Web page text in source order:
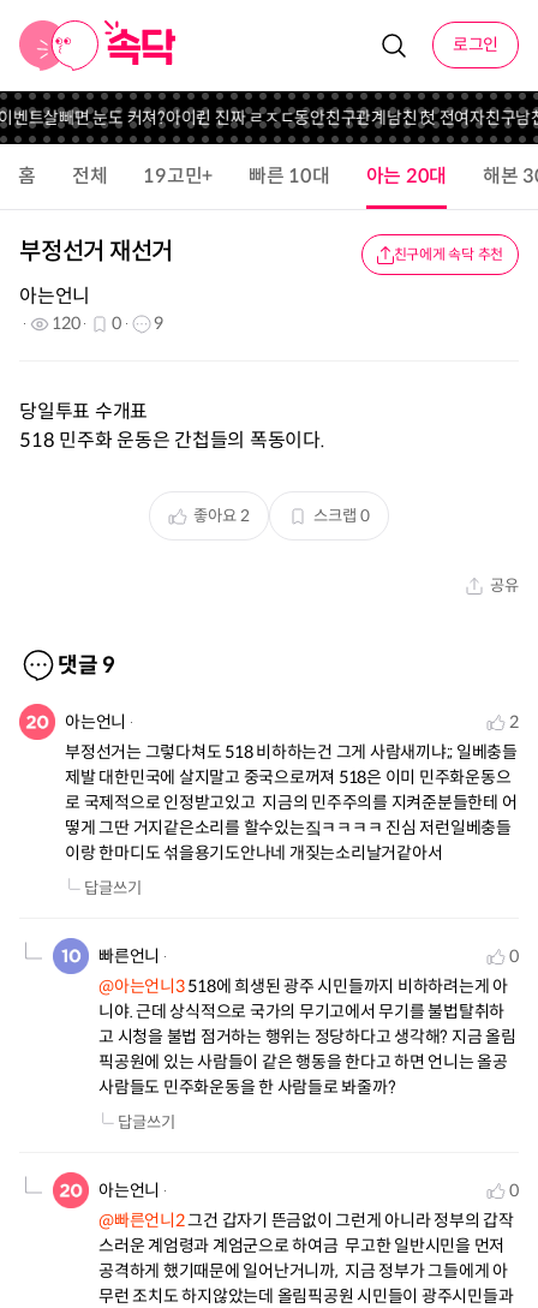
로그인
벤트살빼면 눈도 커져?아이린 진짜 ㄹㅈㄷ동안친구관계남친 첫 전여자친구남
홈 전체 19고민+ 빠른 10대 아는 20대 해본
부정선거 재선거 친구에게 속닥 추천
아는언니
120 0 9
당일투표 수개표
518 민주화 운동은 간첩들의 폭동이다.
좋아요2 스크랩 0
공유
댓글 9
아는언니
2
부정선거는 그렇다쳐도 518 비하하는건 그게 사람새끼냐;; 일베충들
제발 대한민국에 살지말고 중국으로꺼져 518은 이미 민주화운동으
로 국제적으로 인정받고있고  지금의 민주주의를 지켜준분들한테 어
떻게 그딴 거지같은소리를 할수있는짘ㅋㅋㅋㅋ 진심 저런일베충들
이랑 한마디도 섞을용기도안나네 개짖는소리날거같아서
답글쓰기
빠른언니
0
@아는언니3 518에 희생된 광주 시민들까지 비하하려는게 아
니야. 근데 상식적으로 국가의 무기고에서 무기를 불법탈취하
고 시청을 불법 점거하는 행위는 정당하다고 생각해? 지금 올림
픽공원에 있는 사람들이 같은 행동을 한다고 하면 언니는 올공
사람들도 민주화운동을 한 사람들로 봐줄까?
답글쓰기
아는언니
0
@빠른언니2 그건 갑자기 뜬금없이 그런게 아니라 정부의 갑작
스러운 계엄령과 계엄군으로 하여금  무고한 일반시민을 먼저
공격하게 했기때문에 일어난거니까,  지금 정부가 그들에게 아
무런 조치도 하지않았는데 올림픽공원 시민들이 광주시민들과